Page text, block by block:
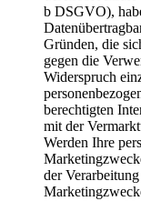
b DSGVO),
Gründen, die
gegen die
Widerspruch
berechtigten
mit der
Werden Ihre
der